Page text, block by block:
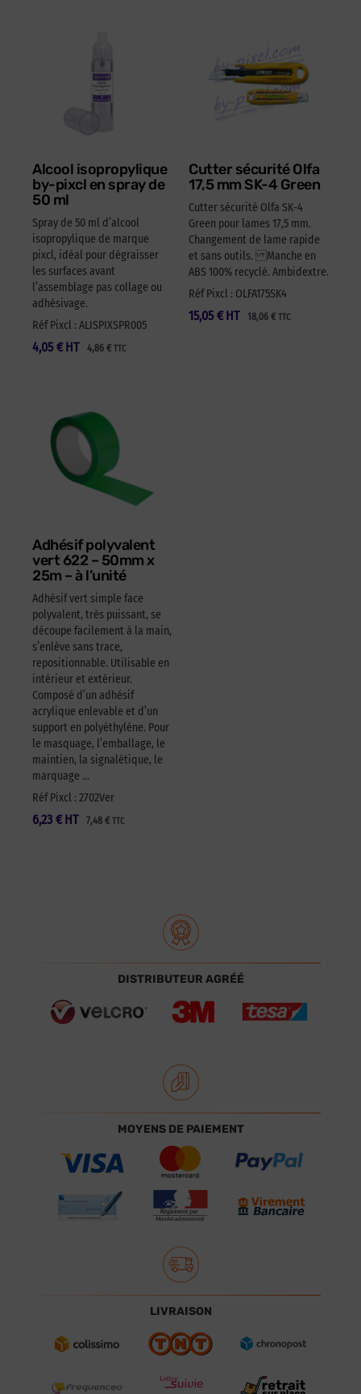
Alcool isopropylique
by-pixcl en spray de
50 ml
Spray de 50 ml d’alcool
isopropylique de marque
pixcl, idéal pour dégraisser
les surfaces avant
l’assemblage pas collage ou
adhésivage.
Réf Pixcl : ALISPIXSPR005
4,05 € 4,86 € TTC
HT
Cutter sécurité Olfa
17,5 mm SK-4 Green
Cutter sécurité Olfa SK-4
Green pour lames 17,5 mm.
Changement de lame rapide
et sans outils. Manche en
ABS 100% recyclé. Ambidextre.
Réf Pixcl : OLFA175SK4
15,05 € 18,06 € TTC
HT
Adhésif polyvalent
vert 622 – 50mm x
25m – à l’unité
Adhésif vert simple face
polyvalent, très puissant, se
découpe facilement à la main,
s’enlève sans trace,
repositionnable. Utilisable en
intérieur et extérieur.
Composé d’un adhésif
acrylique enlevable et d’un
support en polyéthylène. Pour
le masquage, l’emballage, le
maintien, la signalétique, le
marquage …
Réf Pixcl : 2702Ver
6,23 € 7,48 € TTC
HT
DISTRIBUTEUR AGRÉÉ
MOYENS DE PAIEMENT
LIVRAISON